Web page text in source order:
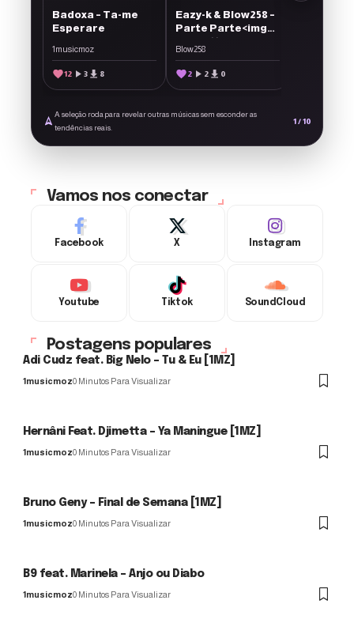
Badoxa – Ta-me
Esperare
1musicmoz
12 3 8
Eazy-k & Blow258 –
Parte Parte<img
src='https://1musicmoz.com/wp-
content/plugins/ForArtists/
style='display:
inline-block;
middle; width:
alt='Novo'>
Blow258
2 2 0
A seleção roda para revelar outras músicas sem esconder as
tendências reais.
1 / 10
Vamos nos conectar
Facebook X Instagram
Youtube Tiktok SoundCloud
Postagens populares
Adi Cudz feat. Big Nelo – Tu & Eu [1MZ]
1musicmoz0 Minutos Para Visualizar
Hernâni Feat. Djimetta – Ya Maningue [1MZ]
1musicmoz0 Minutos Para Visualizar
Bruno Geny – Final de Semana [1MZ]
1musicmoz0 Minutos Para Visualizar
B9 feat. Marinela – Anjo ou Diabo
1musicmoz0 Minutos Para Visualizar